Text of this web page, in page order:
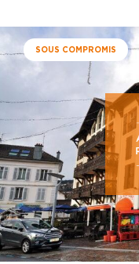
SOUS COMPROMIS